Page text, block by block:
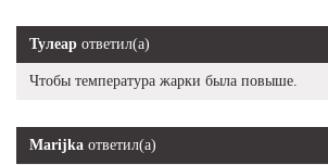
Тулеар ответил(а)
Чтобы температура жарки была повыше.
Marijka ответил(а)